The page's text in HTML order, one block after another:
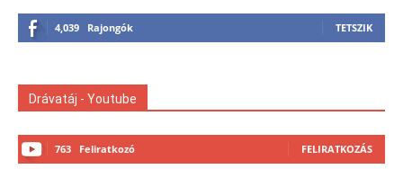
4,039 Rajongók TETSZIK
Drávatáj - Youtube
763 Feliratkozó FELIRATKOZÁS